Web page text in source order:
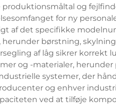
produktionsmåltal og
for ny
af det specifikke
børstning,
af låg sikrer korrekt
og -materialer,
systemer, der
og enhver
ved at tilføje